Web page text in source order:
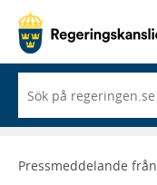
du
börjar
skriva
framträder
Pressmeddelande från